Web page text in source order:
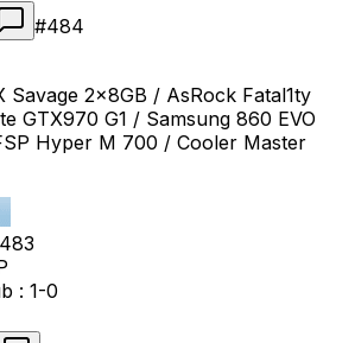
#484
2x8GB / AsRock Fatal1ty
GTX970 G1 / Samsung 860 EVO
Hyper M 700 / Cooler Master
483
: 1-0